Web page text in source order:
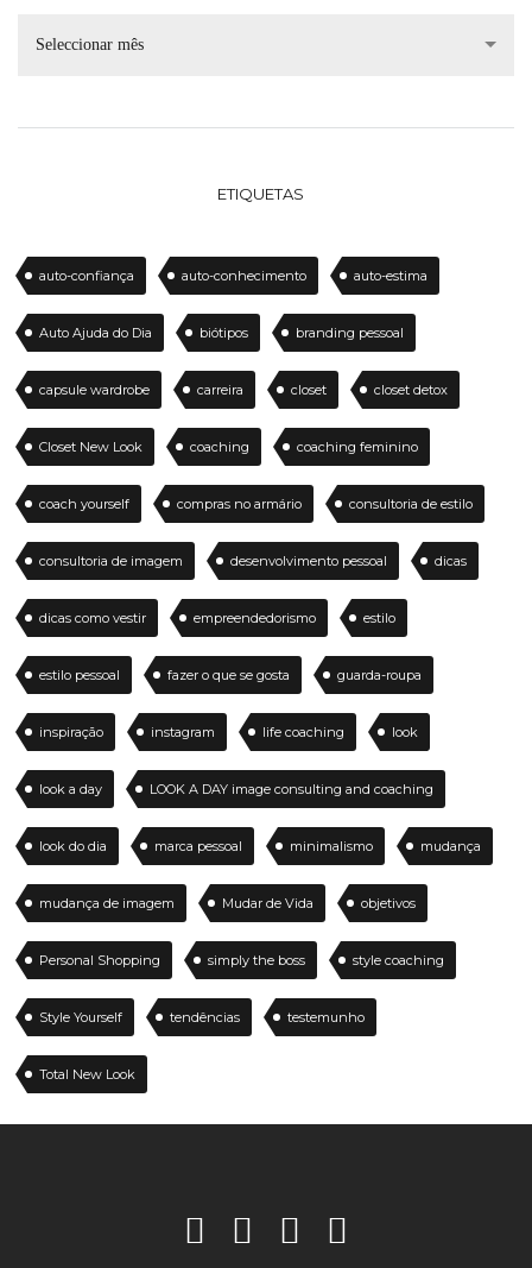
Seleccionar mês
ETIQUETAS
auto-confiança auto-conhecimento auto-estima
Auto Ajuda do Dia biótipos branding pessoal
capsule wardrobe carreira closet closet detox
Closet New Look coaching coaching feminino
coach yourself compras no armário consultoria de estilo
consultoria de imagem desenvolvimento pessoal dicas
dicas como vestir empreendedorismo estilo
estilo pessoal fazer o que se gosta guarda-roupa
inspiração instagram life coaching look
look a day LOOK A DAY image consulting and coaching
look do dia marca pessoal minimalismo mudança
mudança de imagem Mudar de Vida objetivos
Personal Shopping simply the boss style coaching
Style Yourself tendências testemunho
Total New Look